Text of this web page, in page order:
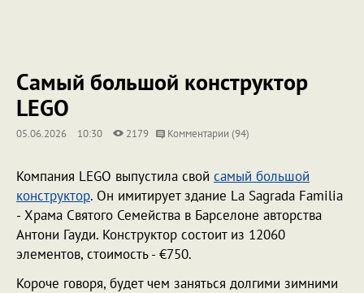
Самый большой конструктор
LEGO
05.06.2026 10:30 2179 Комментарии (94)
Компания LEGO выпустила свой самый большой
конструктор. Он имитирует здание La Sagrada Familia
- Храма Святого Семейства в Барселоне авторства
Антони Гауди. Конструктор состоит из 12060
элементов, стоимость - €750.
Короче говоря, будет чем заняться долгими зимними